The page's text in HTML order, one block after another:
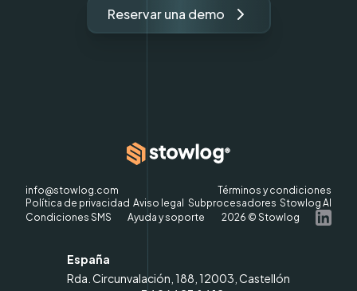
Reservar una demo
info@stowlog.com
Términos y condiciones
Política de privacidad Aviso legal Subprocesadores Stowlog AI
Condiciones SMS
Ayuda y soporte 2026 © Stowlog
España
Rda. Circunvalación, 188, 12003, Castellón